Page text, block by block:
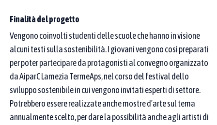
Denominazione
buona pratica
proponente /
partner
Digita i termini da cercare nella denominazione della
buona pratica
Finalità del progetto
Vengono coinvolti studenti delle scuole che hanno in visìone
alcuni testi sulla sostenibilità. I giovani vengono così preparati
per poter partecipare da protagonisti al convegno organizzato
da AiparC Lamezia TermeAps, nel corso del festival dello
sviluppo sostenibile in cui vengono invitati esperti di settore.
Potrebbero essere realizzate anche mostre d'arte sul tema
annualmente scelto, per dare la possìbilità anche agli artisti di